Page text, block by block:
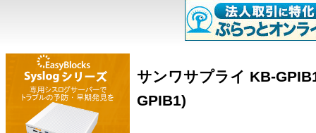
サンワサプライ KB-
GPIB1)